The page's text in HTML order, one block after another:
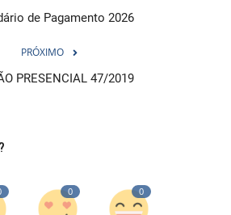
de Pagamento 2026
PRÓXIMO
PRESENCIAL 47/2019
0 0